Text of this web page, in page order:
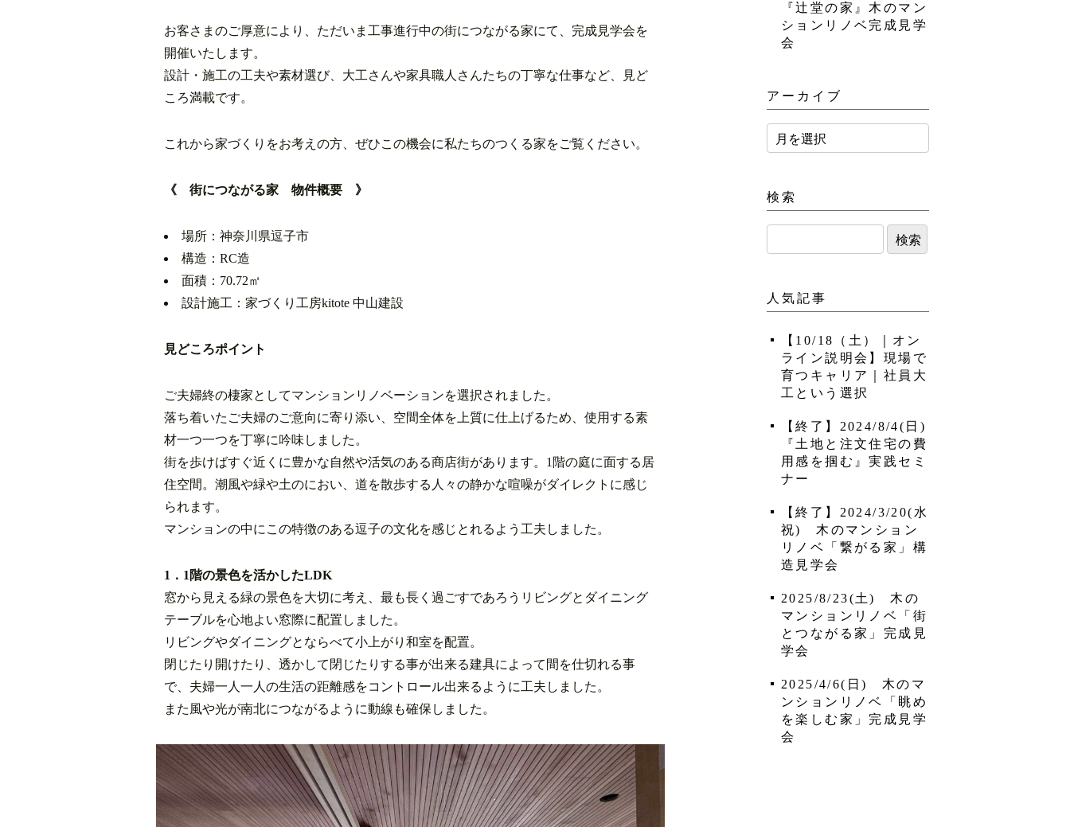
お客さまのご厚意により、ただいま工事進行中の街につながる家にて、完成見学会を
開催いたします。
設計・施工の工夫や素材選び、大工さんや家具職人さんたちの丁寧な仕事など、見ど
ころ満載です。
これから家づくりをお考えの方、ぜひこの機会に私たちのつくる家をご覧ください。
《 街につながる家物件概要 》
場所：神奈川県逗子市
構造：RC造
面積：70.72㎡
設計施工：家づくり工房kitote 中山建設
見どころポイント
ご夫婦終の棲家としてマンションリノベーションを選択されました。
落ち着いたご夫婦のご意向に寄り添い、空間全体を上質に仕上げるため、使用する素
材一つ一つを丁寧に吟味しました。
街を歩けばすぐ近くに豊かな自然や活気のある商店街があります。1階の庭に面する居
住空間。潮風や緑や土のにおい、道を散歩する人々の静かな喧噪がダイレクトに感じ
られます。
マンションの中にこの特徴のある逗子の文化を感じとれるよう工夫しました。
1．1階の景色を活かしたLDK
窓から見える緑の景色を大切に考え、最も長く過ごすであろうリビングとダイニング
テーブルを心地よい窓際に配置しました。
リビングやダイニングとならべて小上がり和室を配置。
閉じたり開けたり、透かして閉じたりする事が出来る建具によって間を仕切れる事
で、夫婦一人一人の生活の距離感をコントロール出来るように工夫しました。
また風や光が南北につながるように動線も確保しました。
『辻堂の家』木のマン
ションリノベ完成見学
会
アーカイブ
検索
人気記事
【10/18（土）｜オン
ライン説明会】現場で
育つキャリア｜社員大
工という選択
【終了】2024/8/4(日)
『土地と注文住宅の費
用感を掴む』実践セミ
ナー
【終了】2024/3/20(水
祝) 木のマンション
リノベ「繋がる家」構
造見学会
2025/8/23(土) 木の
マンションリノベ「街
とつながる家」完成見
学会
2025/4/6(日) 木のマ
ンションリノベ「眺め
を楽しむ家」完成見学
会